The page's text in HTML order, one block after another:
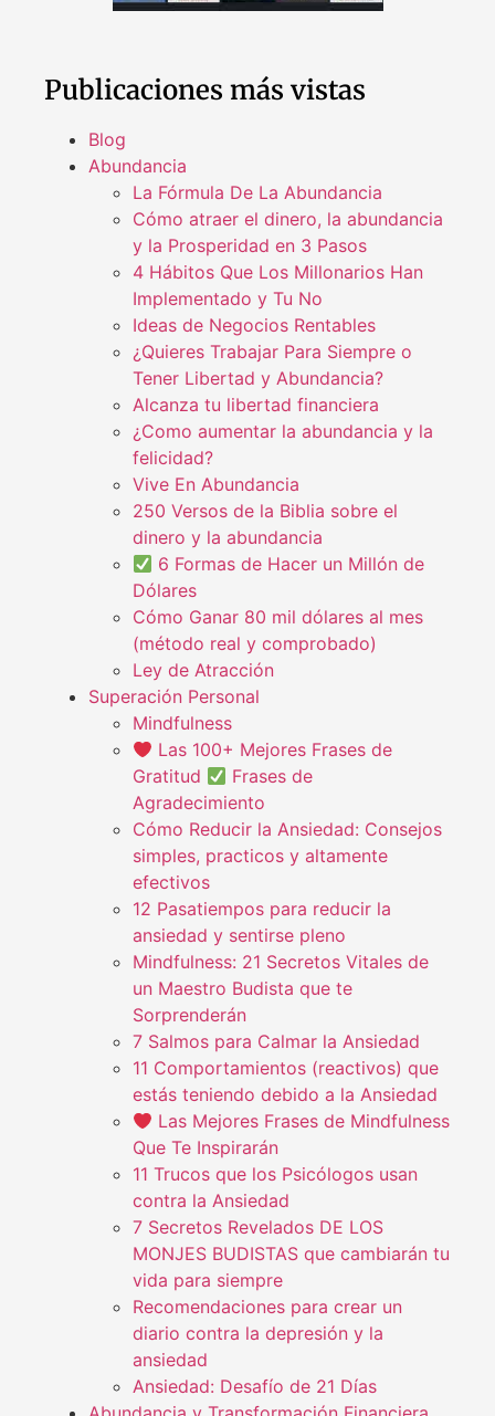
Publicaciones más vistas
Blog
Abundancia
La Fórmula De La Abundancia
Cómo atraer el dinero, la abundancia
y la Prosperidad en 3 Pasos
4 Hábitos Que Los Millonarios Han
Implementado y Tu No
Ideas de Negocios Rentables
¿Quieres Trabajar Para Siempre o
Tener Libertad y Abundancia?
Alcanza tu libertad financiera
¿Como aumentar la abundancia y la
felicidad?
Vive En Abundancia
250 Versos de la Biblia sobre el
dinero y la abundancia
6 Formas de Hacer un Millón de
Dólares
Cómo Ganar 80 mil dólares al mes
(método real y comprobado)
Ley de Atracción
Superación Personal
Mindfulness
Las 100+ Mejores Frases de
Gratitud
Frases de
Agradecimiento
Cómo Reducir la Ansiedad: Consejos
simples, practicos y altamente
efectivos
12 Pasatiempos para reducir la
ansiedad y sentirse pleno
Mindfulness: 21 Secretos Vitales de
un Maestro Budista que te
Sorprenderán
7 Salmos para Calmar la Ansiedad
11 Comportamientos (reactivos) que
estás teniendo debido a la Ansiedad
Las Mejores Frases de Mindfulness
Que Te Inspirarán
11 Trucos que los Psicólogos usan
contra la Ansiedad
7 Secretos Revelados DE LOS
MONJES BUDISTAS que cambiarán tu
vida para siempre
Recomendaciones para crear un
diario contra la depresión y la
ansiedad
Ansiedad: Desafío de 21 Días